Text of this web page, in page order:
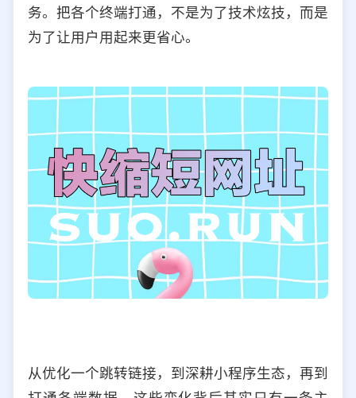
务。把各个终端打通，不是为了技术炫技，而是
为了让用户用起来更省心。
从优化一个跳转链接，到深耕小程序生态，再到